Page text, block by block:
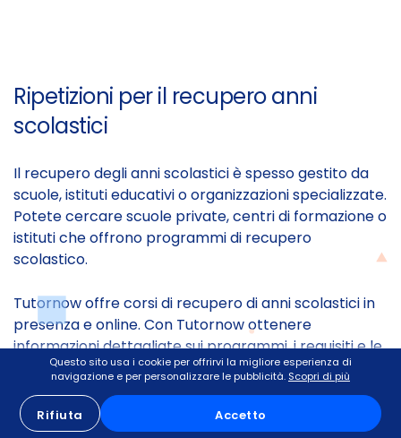
Ripetizioni per il recupero anni
scolastici
Il recupero degli anni scolastici è spesso gestito da
scuole, istituti educativi o organizzazioni specializzate.
Potete cercare scuole private, centri di formazione o
istituti che offrono programmi di recupero
scolastico.
Tutornow offre corsi di recupero di anni scolastici in
presenza e online. Con Tutornow ottenere
informazioni dettagliate sui programmi, i requisiti e le
modalità di iscrizione sarà molto semplice.
Questo sito usa i cookie per offrirvi la migliore esperienza di
navigazione e per personalizzare le pubblicità. Scopri di più
Rifiuta Accetto